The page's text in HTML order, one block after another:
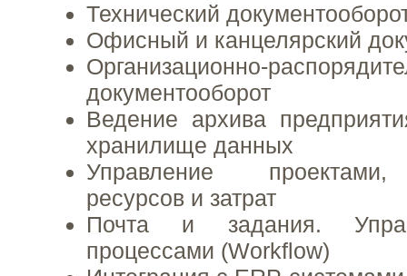
Технический
Офисный и канцелярский
Организационно-
документооборот
Ведение архива
хранилище данных
Управление
ресурсов и затрат
Почта и задания.
процессами (Workflow)